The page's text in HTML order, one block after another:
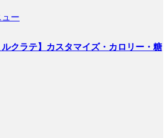
ュー
クラテ】カスタマイズ・カロリー・糖